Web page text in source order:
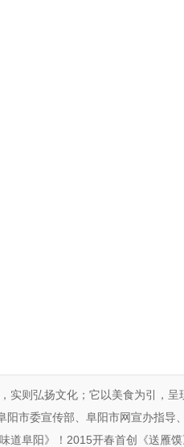
实则弘扬文化；它以美食为引，
阳市委宣传部、阜阳市网宣办指
阜阳》！2015开春首创《送雁馍